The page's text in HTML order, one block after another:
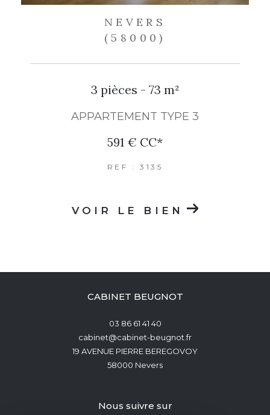
NEVERS
(58000)
3 pièces - 73 m²
APPARTEMENT TYPE 3
591 € CC*
REF : 3135
VOIR LE BIEN
CABINET BEUGNOT
03 86 61 41 40
cabinet@cabinet-beugnot.fr
19 AVENUE PIERRE BEREGOVOY
58000
Nevers
nous suivre sur